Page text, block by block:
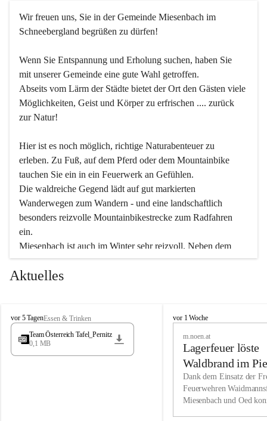
Wir freuen uns, Sie in der Gemeinde Miesenbach im
Schneebergland begrüßen zu dürfen!
Wenn Sie Entspannung und Erholung suchen, haben Sie
mit unserer Gemeinde eine gute Wahl getroffen.
Abseits vom Lärm der Städte bietet der Ort den Gästen viele
Möglichkeiten, Geist und Körper zu erfrischen .... zurück
zur Natur!
Hier ist es noch möglich, richtige Naturabenteuer zu
erleben. Zu Fuß, auf dem Pferd oder dem Mountainbike
tauchen Sie ein in ein Feuerwerk an Gefühlen.
Die waldreiche Gegend lädt auf gut markierten
Wanderwegen zum Wandern - und eine landschaftlich
besonders reizvolle Mountainbikestrecke zum Radfahren
ein.
Miesenbach ist auch im Winter sehr reizvoll. Neben dem
Eisstockschießen gibt es auf dem nahe gelegenen Unterberg
wunderschöne Naturschneepisten, die zum Schifahren oder
vielfältige Angebot unserer Kulturvereine.
Überzeugen Sie sich selbst, dass Sie in Miesenbach sowie
in den Beherbergungsbetrieben, Gaststätten und urigen
Wir kennen Miesenbach als lebens- und liebenswerten Ort.
Tradition und Innovation werden ebenso groß geschrieben
Aktuelles
M
i
s
vor 5 TagenEssen & Trinken
Team Österreich Tafel_Pernitz
0,1 MB
M
h
vor 1 Woche
m.noen.at
Lagerfeuer löste
Waldbrand im
aus
Dank dem Einsatz der
Feuerwehren
Miesenbach und Oed